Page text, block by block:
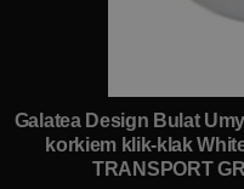
Galatea Design Bulat
korkiem klik-klak
TRANSPORT